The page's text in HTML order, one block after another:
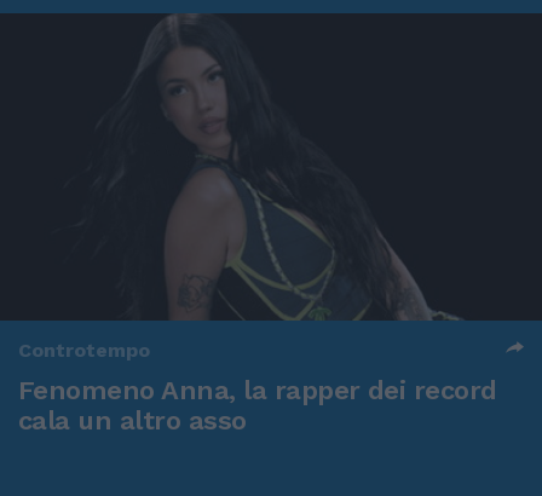
Controtempo
Fenomeno Anna, la rapper dei record
cala un altro asso